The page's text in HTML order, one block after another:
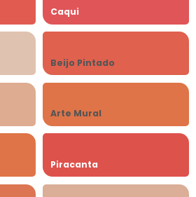
Caqui
Beijo Pintado
Arte Mural
Piracanta